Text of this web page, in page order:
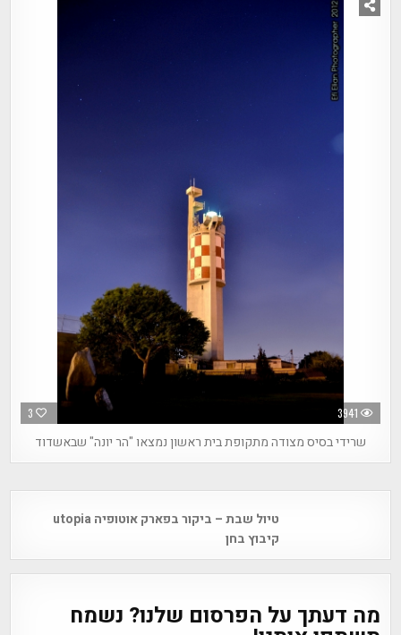
3 3941
שרידי בסיס מצודה מתקופת בית ראשון נמצאו "הר יונה" שבאשדוד
navigation
טיול שבת – ביקור בפארק אוטופיה utopia
קיבוץ בחן
מה דעתך על הפרסום שלנו? נשמח